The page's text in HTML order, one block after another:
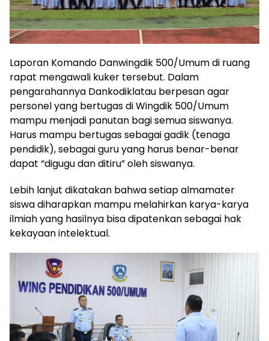
Laporan Komando Danwingdik 500/Umum di ruang
rapat mengawali kuker tersebut. Dalam
pengarahannya Dankodiklatau berpesan agar
personel yang bertugas di Wingdik 500/Umum
mampu menjadi panutan bagi semua siswanya.
Harus mampu bertugas sebagai gadik (tenaga
pendidik), sebagai guru yang harus benar-benar
dapat “digugu dan ditiru” oleh siswanya.
Lebih lanjut dikatakan bahwa setiap almamater
siswa diharapkan mampu melahirkan karya-karya
ilmiah yang hasilnya bisa dipatenkan sebagai hak
kekayaan intelektual.